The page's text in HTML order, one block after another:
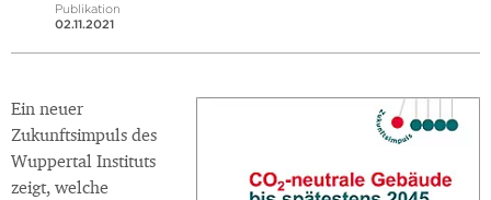
Publikation
02.11.2021
Ein neuer
Zukunftsimpuls des
Wuppertal Instituts
zeigt, welche